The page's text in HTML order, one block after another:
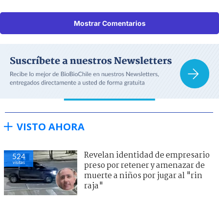
Mostrar Comentarios
VISTO AHORA
524
visitas
Revelan identidad de empresario
preso por retener y amenazar de
muerte a niños por jugar al "rin
raja"